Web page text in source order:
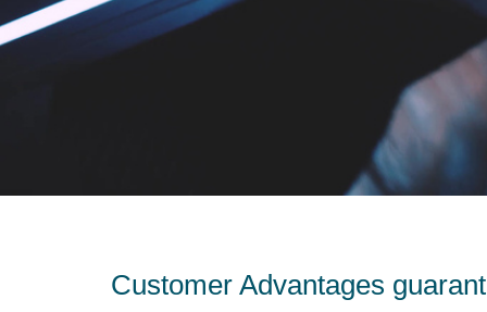
Customer Advantages